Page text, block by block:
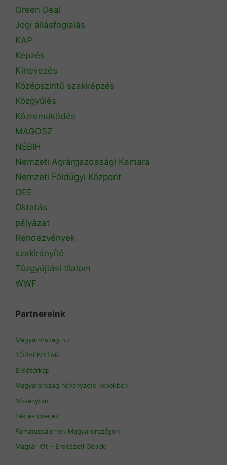
Green Deal
Jogi állásfoglalás
KAP
Képzés
Kinevezés
Középszintű szakképzés
Közgyűlés
Közreműködés
MAGOSZ
NÉBIH
Nemzeti Agrárgazdasági Kamara
Nemzeti Földügyi Központ
OEE
Oktatás
pályázat
Rendezvények
szakirányító
Tűzgyújtási tilalom
WWF
Partnereink
Magyarorszag.hu
TÖRVÉNYTÁR
Erdőtérkép
Magyarország növényzete képekben
Növénytan
Fák és cserjék
Famatuzsálemek Magyarországon
Magtár Kft - Erdészeti Gépek